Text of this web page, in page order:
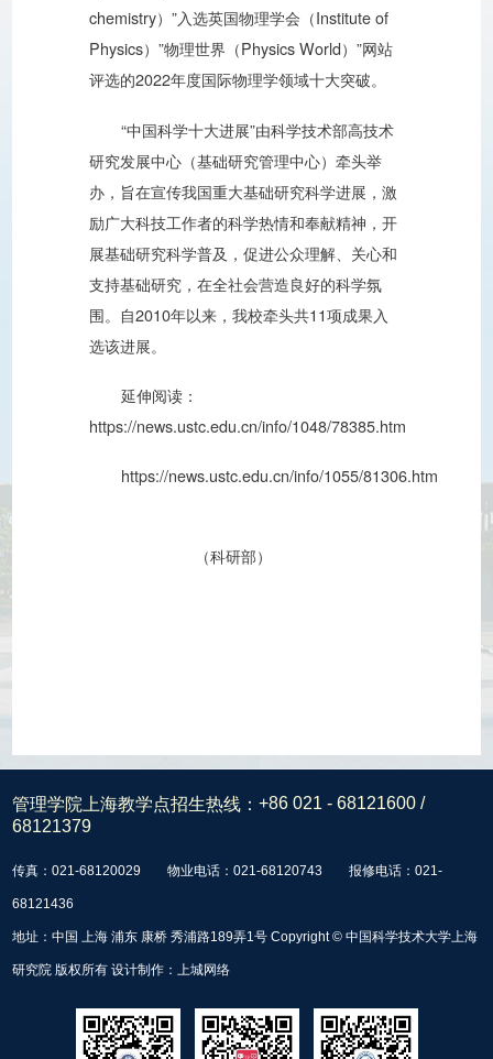
chemistry）”入选英国物理学会（Institute of
Physics）”物理世界（Physics World）”网站
评选的2022年度国际物理学领域十大突破。
“中国科学十大进展”由科学技术部高技术
研究发展中心（基础研究管理中心）牵头举
办，旨在宣传我国重大基础研究科学进展，激
励广大科技工作者的科学热情和奉献精神，开
展基础研究科学普及，促进公众理解、关心和
支持基础研究，在全社会营造良好的科学氛
围。自2010年以来，我校牵头共11项成果入
选该进展。
延伸阅读：
https://news.ustc.edu.cn/info/1048/78385.htm
https://news.ustc.edu.cn/info/1055/81306.htm
（科研部）
管理学院上海教学点招生热线：+86 021 - 68121600 /
68121379
传真：021-68120029 物业电话：021-68120743 报修电话：021-
68121436
地址：中国 上海 浦东 康桥 秀浦路189弄1号 Copyright © 中国科学技术大学上海
研究院 版权所有 设计制作： 上城网络